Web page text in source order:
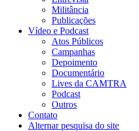
Militância
Publicações
Vídeo e Podcast
Atos Públicos
Campanhas
Depoimento
Documentário
Lives da CAMTRA
Podcast
Outros
Contato
Alternar pesquisa do site